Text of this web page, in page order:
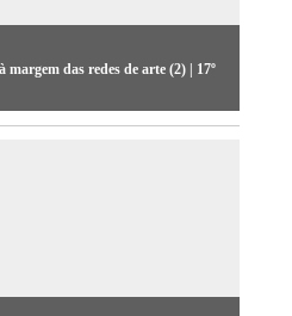
das redes de arte (2) | 17º
e parcerias entre
A mesa integra os